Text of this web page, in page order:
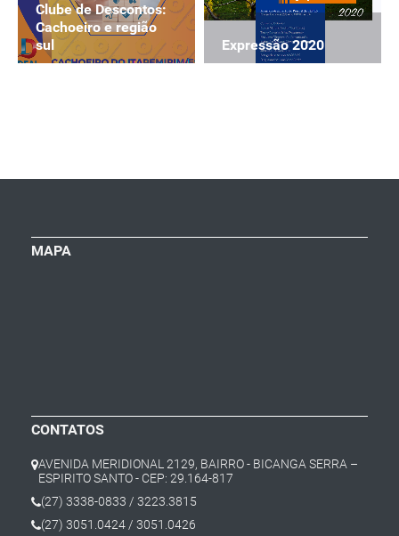
Clube de Descontos:
Cachoeiro e região
sul
Expressão 2020
MAPA
CONTATOS
AVENIDA MERIDIONAL 2129, BAIRRO - BICANGA SERRA –
ESPIRITO SANTO - CEP: 29.164-817
(27) 3338-0833 / 3223.3815
(27) 3051.0424 / 3051.0426